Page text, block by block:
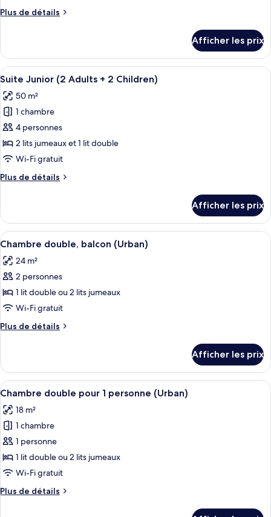
chambre :
(2
Adults
+
1
Child)
Plus de détails
Plus
Suite
Junior
(2
+
Afficher les prix
Afficher
toutes
les
photos
pour
ce
type
chambre :
(2
Adults
+
2
Children)
Une chambre d’hôtel moderne
5
Suite Junior (2 Adults + 2 Children)
50 m²
1 chambre
4 personnes
2 lits jumeaux et 1 lit double
Wi-Fi gratuit
Plus de détails
Plus
Suite
Junior
(2
+
2
Afficher les prix
Afficher
toutes
les
photos
pour
ce
type
de
Chambre
double,
balcon
(Urban)
Une chambre d’hôtel avec un grand
4
Chambre double, balcon (Urban)
24 m²
2 personnes
1 lit double ou 2 lits jumeaux
Wi-Fi gratuit
Plus de détails
Plus
Chambre
double,
balcon
Afficher les prix
Afficher
toutes
les
photos
pour
ce
type
chambre :
Une chambre d’hôtel avec un
4
Chambre double pour 1 personne (Urban)
18 m²
1 chambre
1 personne
1 lit double ou 2 lits jumeaux
Wi-Fi gratuit
Plus de détails
Plus